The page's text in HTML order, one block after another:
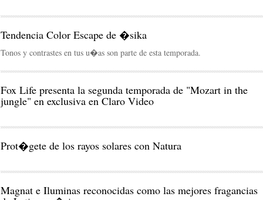
Tendencia Color Escape de �sika
Tonos y contrastes en tus u�as son parte de esta temporada.
Fox Life presenta la segunda temporada de "Mozart in the
jungle" en exclusiva en Claro Video
Prot�gete de los rayos solares con Natura
Magnat e Iluminas reconocidas como las mejores fragancias